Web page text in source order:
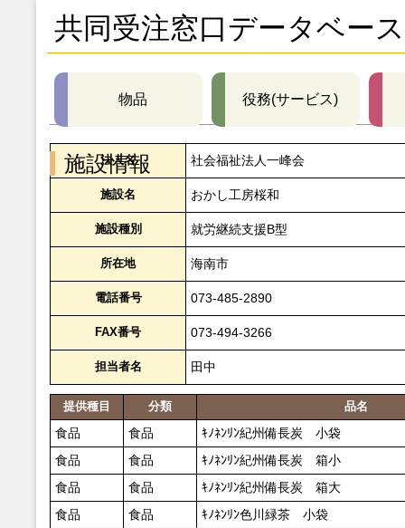
共同受注窓口データベース
物品 役務(サービス)
施設情報
法人名 社会福祉法人一峰会
施設名 おかし工房桜和
施設種別 就労継続支援B型
所在地 海南市
電話番号 073-485-2890
FAX番号 073-494-3266
担当者名 田中
提供種目 分類 品名
食品 食品
ｷﾉﾈﾝﾘﾝ紀州備長炭 小袋
食品
食品
ｷﾉﾈﾝﾘﾝ紀州備長炭 箱小
食品
食品
ｷﾉﾈﾝﾘﾝ紀州備長炭 箱大
食品
食品
ｷﾉﾈﾝﾘﾝ色川緑茶 小袋